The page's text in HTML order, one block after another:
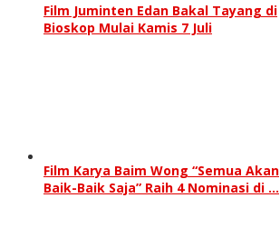
Film Juminten Edan Bakal Tayang di
Bioskop Mulai Kamis 7 Juli
Film Karya Baim Wong “Semua Akan
Baik-Baik Saja” Raih 4 Nominasi di …